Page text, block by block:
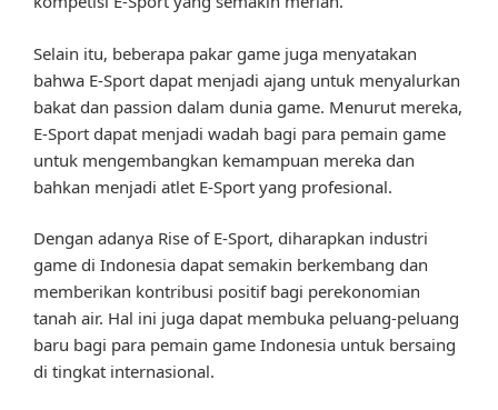
Selain itu, beberapa pakar game juga menyatakan
bahwa E-Sport dapat menjadi ajang untuk menyalurkan
bakat dan passion dalam dunia game. Menurut mereka,
E-Sport dapat menjadi wadah bagi para pemain game
untuk mengembangkan kemampuan mereka dan
bahkan menjadi atlet E-Sport yang profesional.
Dengan adanya Rise of E-Sport, diharapkan industri
game di Indonesia dapat semakin berkembang dan
memberikan kontribusi positif bagi perekonomian
tanah air. Hal ini juga dapat membuka peluang-peluang
baru bagi para pemain game Indonesia untuk bersaing
di tingkat internasional.